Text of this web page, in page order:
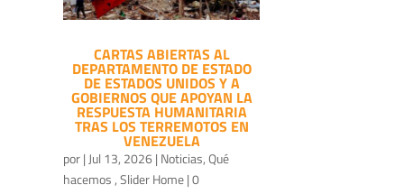
CARTAS ABIERTAS AL
DEPARTAMENTO DE ESTADO
DE ESTADOS UNIDOS Y A
GOBIERNOS QUE APOYAN LA
RESPUESTA HUMANITARIA
TRAS LOS TERREMOTOS EN
VENEZUELA
por|Jul 13, 2026| Noticias,Qué
hacemos,Slider Home| 0